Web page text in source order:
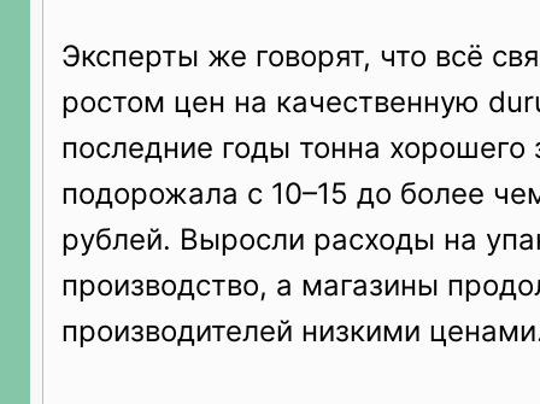
Эксперты же говорят, что всё
ростом цен на качественную
последние годы тонна хорошего
подорожала с 10–15 до более
рублей. Выросли расходы на
производство, а магазины
производителей низкими